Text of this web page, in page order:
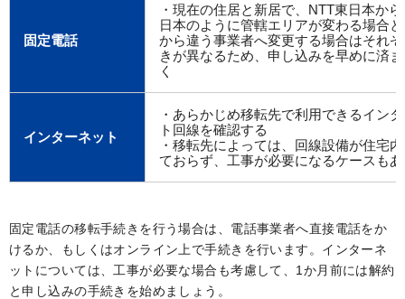
固定電話
・現在の住居と新居で、NTT東日本か
日本のように管轄エリアが変わる場合
から違う事業者へ変更する場合はそれ
きが異なるため、申し込みを早めに済
く
インターネット
・あらかじめ移転先で利用できるイン
ト回線を確認する
・移転先によっては、回線設備が住宅
ておらず、工事が必要になるケースも
固定電話の移転手続きを行う場合は、電話事業者へ直接電話をか
けるか、もしくはオンライン上で手続きを行います。インターネ
ットについては、工事が必要な場合も考慮して、1か月前には解約
と申し込みの手続きを始めましょう。